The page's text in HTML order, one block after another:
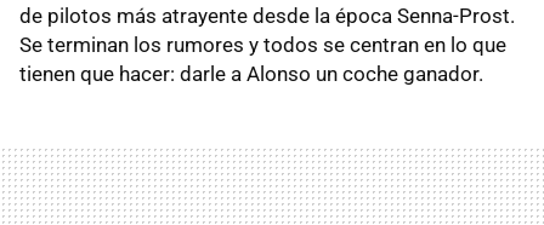
de pilotos más atrayente desde la época Senna-Prost.
Se terminan los rumores y todos se centran en lo que
tienen que hacer: darle a Alonso un coche ganador.